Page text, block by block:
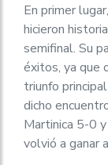
En primer
hicieron
semifinal. Su
éxitos, ya que
triunfo
dicho
Martinica 5-0
volvió a ganar